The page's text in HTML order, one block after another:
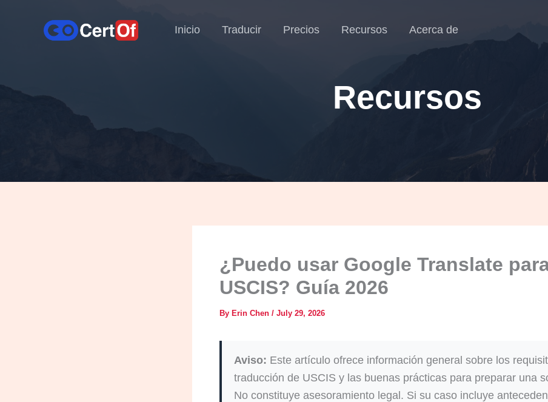
Inicio Traducir Precios Recursos Acerca de
Recursos
¿Puedo usar Google Translate
USCIS? Guía 2026
By Erin Chen / July 29, 2026
Aviso: Este artículo ofrece información general sobre los
traducción de USCIS y las buenas prácticas para preparar una
No constituye asesoramiento legal. Si su caso incluye